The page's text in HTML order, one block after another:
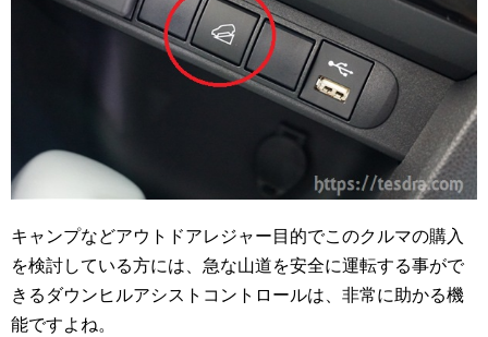
キャンプなどアウトドアレジャー目的でこのクルマの購入
を検討している方には、急な山道を安全に運転する事がで
きるダウンヒルアシストコントロールは、非常に助かる機
能ですよね。